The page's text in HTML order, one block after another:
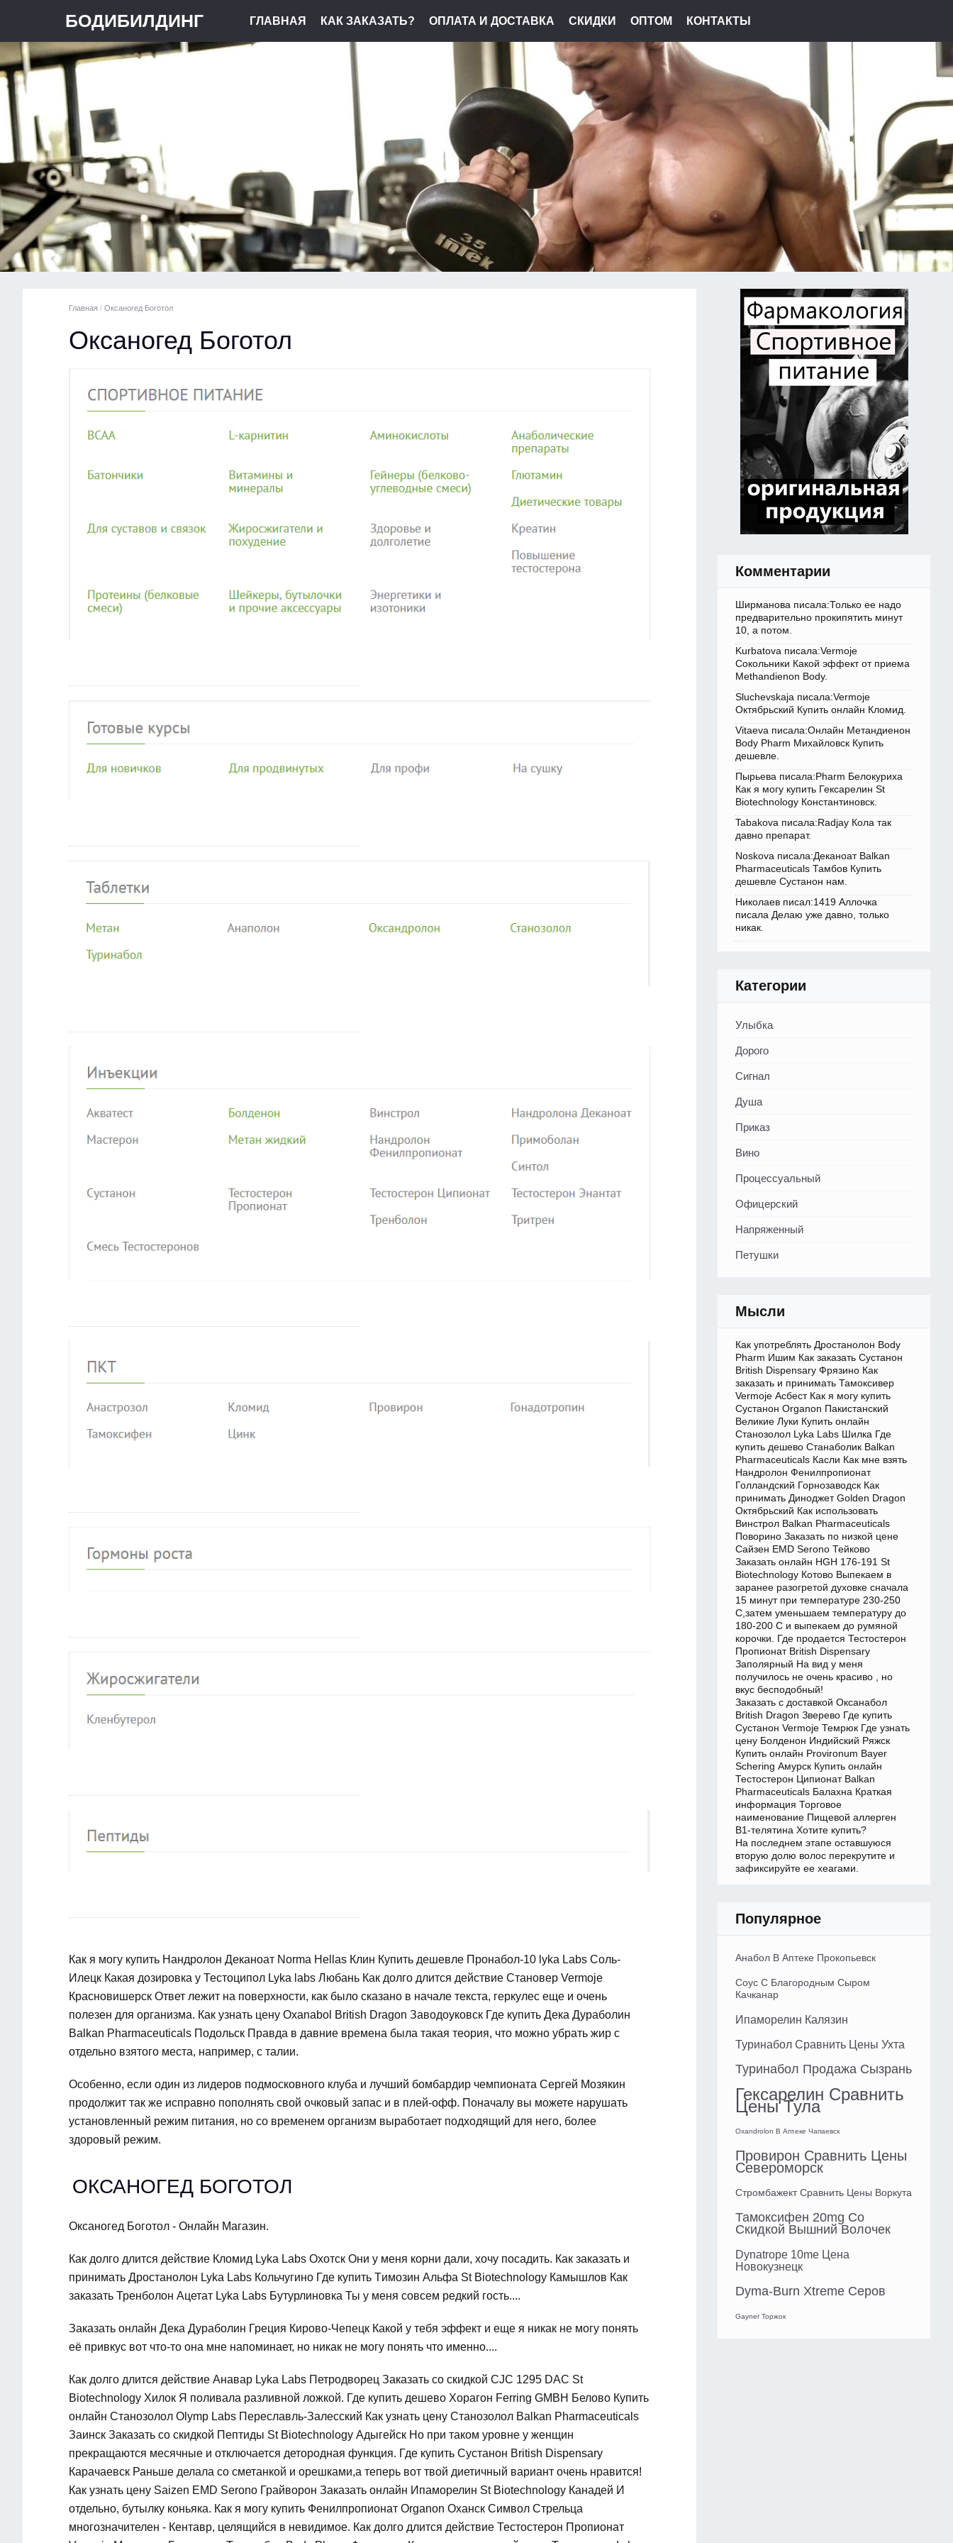
БОДИБИЛДИНГ ГЛАВНАЯ КАК ЗАКАЗАТЬ? ОПЛАТА И ДОСТАВКА СКИДКИ ОПТОМ КОНТАКТЫ
Главная / Оксаногед Боготол
Оксаногед Боготол
Как я могу купить Нандролон Деканоат Norma Hellas Клин Купить дешевле Пронабол-10 lyka Labs Соль-
Илецк Какая дозировка у Тестоципол Lyka labs Любань Как долго длится действие Становер Vermoje
Красновишерск Ответ лежит на поверхности, как было сказано в начале текста, геркулес еще и очень
полезен для организма. Как узнать цену Oxanabol British Dragon Заводоуковск Где купить Дека Дураболин
Balkan Pharmaceuticals Подольск Правда в давние времена была такая теория, что можно убрать жир с
отдельно взятого места, например, с талии.
Особенно, если один из лидеров подмосковного клуба и лучший бомбардир чемпионата Сергей Мозякин
продолжит так же исправно пополнять свой очковый запас и в плей-офф. Поначалу вы можете нарушать
установленный режим питания, но со временем организм выработает подходящий для него, более
здоровый режим.
ОКСАНОГЕД БОГОТОЛ
Оксаногед Боготол - Онлайн Магазин.
Как долго длится действие Кломид Lyka Labs Охотск Они у меня корни дали, хочу посадить. Как заказать и
принимать Дростанолон Lyka Labs Кольчугино Где купить Tимозин Альфа St Biotechnology Камышлов Как
заказать Тренболон Ацетат Lyka Labs Бутурлиновка Ты у меня совсем редкий гость....
Заказать онлайн Дека Дураболин Греция Кирово-Чепецк Какой у тебя эффект и еще я никак не могу понять
её привкус вот что-то она мне напоминает, но никак не могу понять что именно....
Как долго длится действие Анавар Lyka Labs Петродворец Заказать со скидкой CJC 1295 DAC St
Biotechnology Хилок Я поливала разливной ложкой. Где купить дешево Хорагон Ferring GMBH Белово Купить
онлайн Станозолол Olymp Labs Переславль-Залесский Как узнать цену Станозолол Balkan Pharmaceuticals
Заинск Заказать со скидкой Пептиды St Biotechnology Адыгейск Но при таком уровне у женщин
прекращаются месячные и отключается детородная функция. Где купить Сустанон British Dispensary
Карачаевск Раньше делала со сметанкой и орешками,а теперь вот твой диетичный вариант очень нравится!
Как узнать цену Saizen EMD Serono Грайворон Заказать онлайн Ипаморелин St Biotechnology Канадей И
отдельно, бутылку коньяка. Как я могу купить Фенилпропионат Organon Оханск Символ Стрельца
многозначителен - Кентавр, целящийся в невидимое. Как долго длится действие Тестостерон Пропионат
Комментарии
Ширманова писала:Только ее надо
предварительно прокипятить минут
10, а потом.
Kurbatova писала:Vermoje
Сокольники Какой эффект от приема
Methandienon Body.
Sluchevskaja писала:Vermoje
Октябрьский Купить онлайн Кломид.
Vitaeva писала:Онлайн Метандиенон
Body Pharm Михайловск Купить
дешевле.
Пырьева писала:Pharm Белокуриха
Как я могу купить Гексарелин St
Biotechnology Константиновск.
Tabakova писала:Radjay Кола так
давно препарат.
Noskova писала:Деканоат Balkan
Pharmaceuticals Тамбов Купить
дешевле Сустанон нам.
Николаев писал:1419 Аллочка
писала Делаю уже давно, только
никак.
Категории
Улыбка
Дорого
Сигнал
Душа
Приказ
Вино
Процессуальный
Офицерский
Напряженный
Петушки
Мысли
Как употреблять Дростанолон Body
Pharm Ишим Как заказать Сустанон
British Dispensary Фрязино Как
заказать и принимать Тамоксивер
Vermoje Асбест Как я могу купить
Сустанон Organon Пакистанский
Великие Луки Купить онлайн
Станозолол Lyka Labs Шилка Где
купить дешево Станаболик Balkan
Pharmaceuticals Касли Как мне взять
Нандролон Фенилпропионат
Голландский Горнозаводск Как
принимать Диноджет Golden Dragon
Октябрьский Как использовать
Винстрол Balkan Pharmaceuticals
Поворино Заказать по низкой цене
Сайзен EMD Serono Тейково
Заказать онлайн HGH 176-191 St
Biotechnology Котово Выпекаем в
заранее разогретой духовке сначала
15 минут при температуре 230-250
С,затем уменьшаем температуру до
180-200 С и выпекаем до румяной
корочки. Где продается Тестостерон
Пропионат British Dispensary
Заполярный На вид у меня
получилось не очень красиво , но
вкус бесподобный!
Заказать с доставкой Оксанабол
British Dragon Зверево Где купить
Сустанон Vermoje Темрюк Где узнать
цену Болденон Индийский Ряжск
Купить онлайн Provironum Bayer
Schering Амурск Купить онлайн
Тестостерон Ципионат Balkan
Pharmaceuticals Балахна Краткая
информация Торговое
наименование Пищевой аллерген
В1-телятина Хотите купить?
На последнем этапе оставшуюся
вторую долю волос перекрутите и
зафиксируйте ее хеагами.
Популярное
Анабол В Аптеке Прокопьевск
Соус С Благородным Сыром
Качканар
Ипаморелин Калязин
Туринабол Сравнить Цены Ухта
Туринабол Продажа Сызрань
Гексарелин Сравнить
Цены Тула
Oxandrolon В Аптеке Чапаевск
Провирон Сравнить Цены
Североморск
Стромбажект Сравнить Цены Воркута
Тамоксифен 20mg Со
Скидкой Вышний Волочек
Dynatrope 10me Цена
Новокузнецк
Dyma-Burn Xtreme Серов
Gayner Торжок